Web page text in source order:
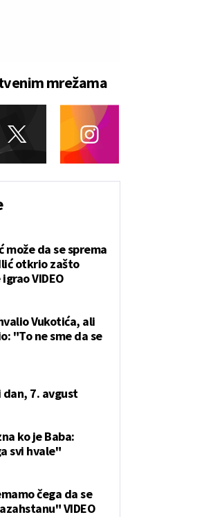
mrežama
može da se sprema
otkrio zašto
VIDEO
Vukotića, ali
"To ne sme da se
dan, 7. avgust
ko je Baba:
svi hvale"
čega da se
VIDEO